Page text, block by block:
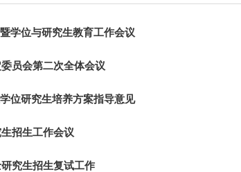
学位与研究生教育工作会议
员会第二次全体会议
位研究生培养方案指导意见
招生工作会议
究生招生复试工作